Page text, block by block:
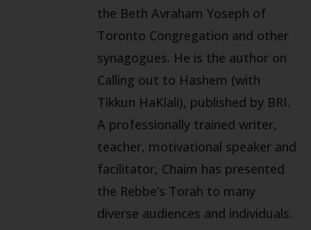
the Beth Avraham Yoseph of
Toronto Congregation and other
synagogues. He is the author on
Calling out to Hashem (with
Tikkun HaKlali), published by BRI.
A professionally trained writer,
teacher, motivational speaker and
facilitator, Chaim has presented
the Rebbe’s Torah to many
diverse audiences and individuals.